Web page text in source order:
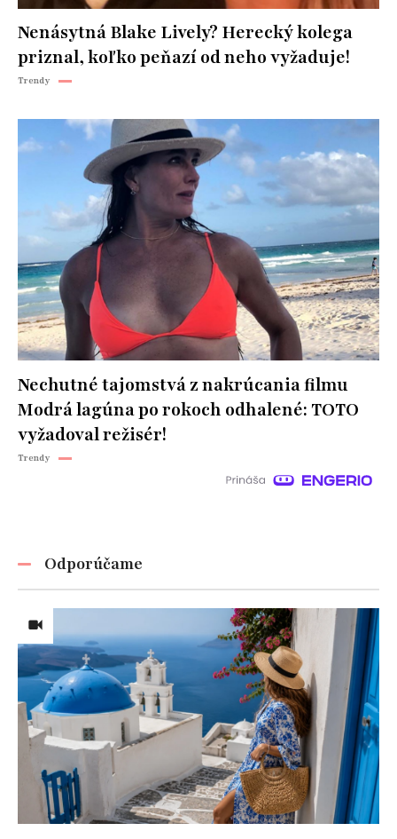
Nenásytná Blake Lively? Herecký kolega
priznal, koľko peňazí od neho vyžaduje!
Trendy
Nechutné tajomstvá z nakrúcania filmu
Modrá lagúna po rokoch odhalené: TOTO
vyžadoval režisér!
Trendy
Odporúčame